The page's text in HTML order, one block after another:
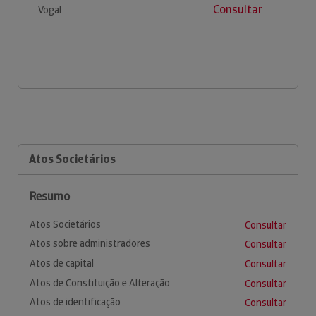
Vogal Consultar
Atos Societários
Resumo
Atos Societários
Consultar
Atos sobre administradores
Consultar
Atos de capital
Consultar
Atos de Constituição e Alteração
Consultar
Atos de identificação
Consultar